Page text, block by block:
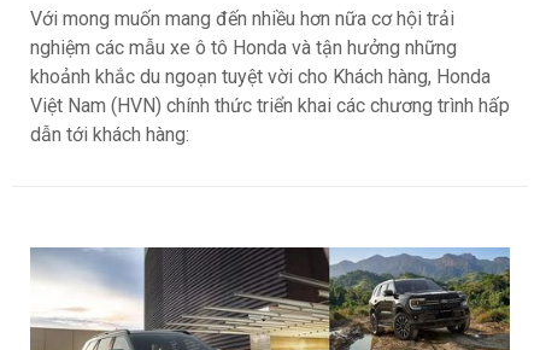
Với mong muốn mang đến nhiều hơn nữa cơ hội trải
nghiệm các mẫu xe ô tô Honda và tận hưởng những
khoảnh khắc du ngoạn tuyệt vời cho Khách hàng, Honda
Việt Nam (HVN) chính thức triển khai các chương trình hấp
dẫn tới khách hàng: